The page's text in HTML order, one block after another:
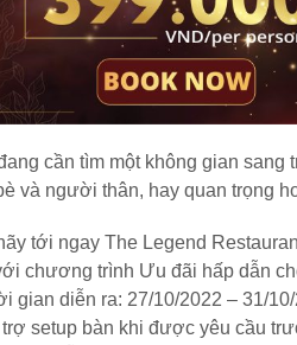
cần tìm một không gian
và người thân, hay quan trọng
tới ngay The Legend
chương trình Ưu đãi hấp dẫn
gian diễn ra: 27/10/2022 – 31/
setup bàn khi được yêu cầu